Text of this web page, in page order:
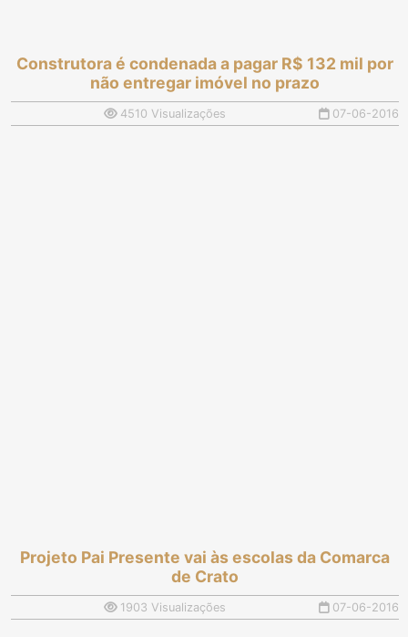
Construtora é condenada a pagar R$ 132 mil por
não entregar imóvel no prazo
4510 Visualizações 07-06-2016
Projeto Pai Presente vai às escolas da Comarca
de Crato
1903 Visualizações 07-06-2016